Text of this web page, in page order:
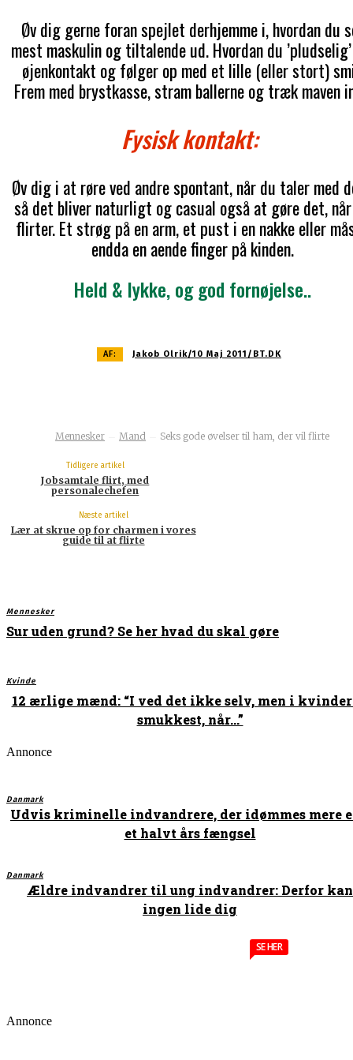
Øv dig gerne foran spejlet derhjemme i, hvordan du
mest maskulin og tiltalende ud. Hvordan du
øjenkontakt og følger op med et lille (eller stort)
Frem med brystkasse, stram ballerne og træk maven
Fysisk kontakt:
Øv dig i at røre ved andre spontant, når du taler med
så det bliver naturligt og casual også at gøre det,
flirter. Et strøg på en arm, et pust i en nakke eller
endda en aende finger på kinden.
Held & lykke, og god fornøjelse..
AF: Jakob Olrik/10 Maj 2011/BT.DK
Mennesker Mand Seks gode øvelser til ham, der vil flirte
Tidligere artikel
Jobsamtale flirt, med
personalechefen
Næste artikel
Lær at skrue op for charmen i vores
guide til at flirte
Mennesker
Sur uden grund? Se her hvad du skal gøre
Kvinde
12 ærlige mænd: “I ved det ikke selv, men i
smukkest, når…”
Annonce
Danmark
Udvis kriminelle indvandrere, der idømmes mere
et halvt års fængsel
Danmark
Ældre indvandrer til ung indvandrer: Derfor kan
ingen lide dig
Annonce
SE HER